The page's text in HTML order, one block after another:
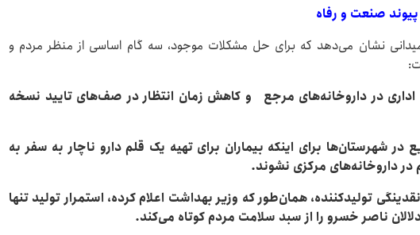
صنعت و رفاه
نشان می‌دهد که برای حل مشکلات موجود، سه گام اساسی از منظر مردم و
اداری در داروخانه‌های مرجع و کاهش زمان انتظار در صف‌های تایید نسخه
در شهرستان‌ها برای اینکه بیماران برای تهیه یک قلم دارو ناچار به سفر به
در داروخانه‌های مرکزی نشوند.
تولیدکننده، همان‌طور که وزیر بهداشت اعلام کرده، استمرار تولید تنها
ناصر خسرو را از سبد سلامت مردم کوتاه می‌کند.